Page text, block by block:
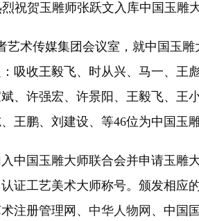
祝贺玉雕师张跃文入库中国玉雕
艺术传媒集团会议室，就中国玉
吸收王毅飞、时从兴、马一、
、许强宏、许景阳、王毅飞、
王鹏、刘建设、等46位为中国玉
中国玉雕大师联合会并申请玉
证工艺美术大师称号。颁发相
注册管理网、 中华人物网 、中国